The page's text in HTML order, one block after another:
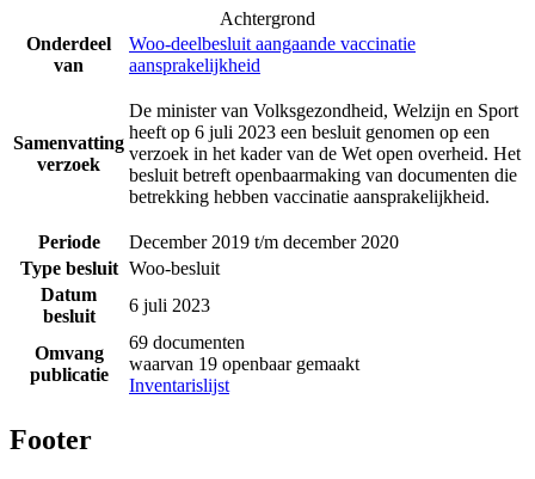
Achtergrond
Onderdeel
van
Woo-deelbesluit aangaande vaccinatie
aansprakelijkheid
Samenvatting
verzoek
De minister van Volksgezondheid, Welzijn en Sport
heeft op 6 juli 2023 een besluit genomen op een
verzoek in het kader van de Wet open overheid. Het
besluit betreft openbaarmaking van documenten die
betrekking hebben vaccinatie aansprakelijkheid.
Periode
December 2019 t/m december 2020
Type besluit Woo-besluit
Datum
besluit
6 juli 2023
Omvang
publicatie
69 documenten
waarvan 19 openbaar gemaakt
Inventarislijst
Footer